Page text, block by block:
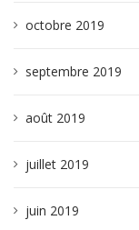
octobre 2019
septembre 2019
août 2019
juillet 2019
juin 2019